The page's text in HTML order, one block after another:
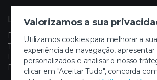
Valorizamos a sua
Utilizamos cookies para melhorar a sua
experiência de navegação,
personalizados e analisar o nosso
clicar em "Aceitar Tudo", concorda
LINKS ÚTEIS
Política de Privacidade
Termos e Condições
Livro de Reclamações Eletrónico
Painel de Cookies